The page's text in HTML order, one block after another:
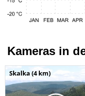
Kameras in
Skalka (4 km)